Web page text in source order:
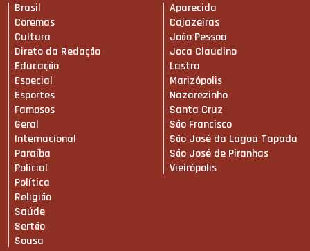
Brasil
Coremas
Cultura
Direto da Redação
Educação
Especial
Esportes
Famosos
Geral
Internacional
Paraíba
Policial
Política
Religião
Saúde
Sertão
Sousa
Aparecida
Cajazeiras
João Pessoa
Joca Claudino
Lastro
Marizópolis
Nazarezinho
Santa Cruz
São Francisco
São José da Lagoa Tapada
São José de Piranhas
Vieirópolis